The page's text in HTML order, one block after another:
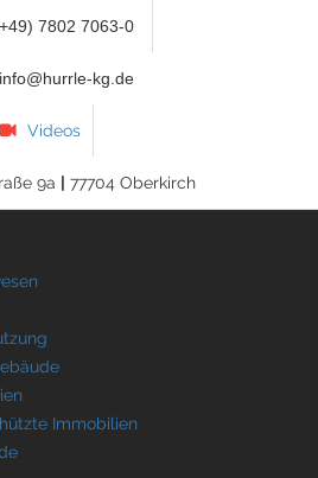
7802 7063-0
info@hurrle-kg.de
Videos
9a | 77704 Oberkirch
Immobilien